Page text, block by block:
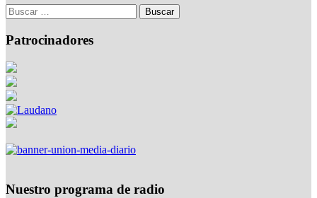
Patrocinadores
Nuestro programa de radio